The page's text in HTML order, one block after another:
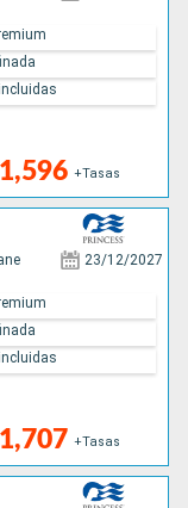
+Tasas
23/12/2027
+Tasas